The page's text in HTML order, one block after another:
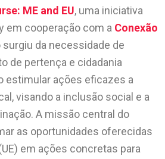
ME and EU, uma iniciativa
em cooperação com a Conexão
surgiu da necessidade de
de pertença e cidadania
estimular ações eficazes a
visando a inclusão social e a
A missão central do
as oportunidades oferecidas
em ações concretas para